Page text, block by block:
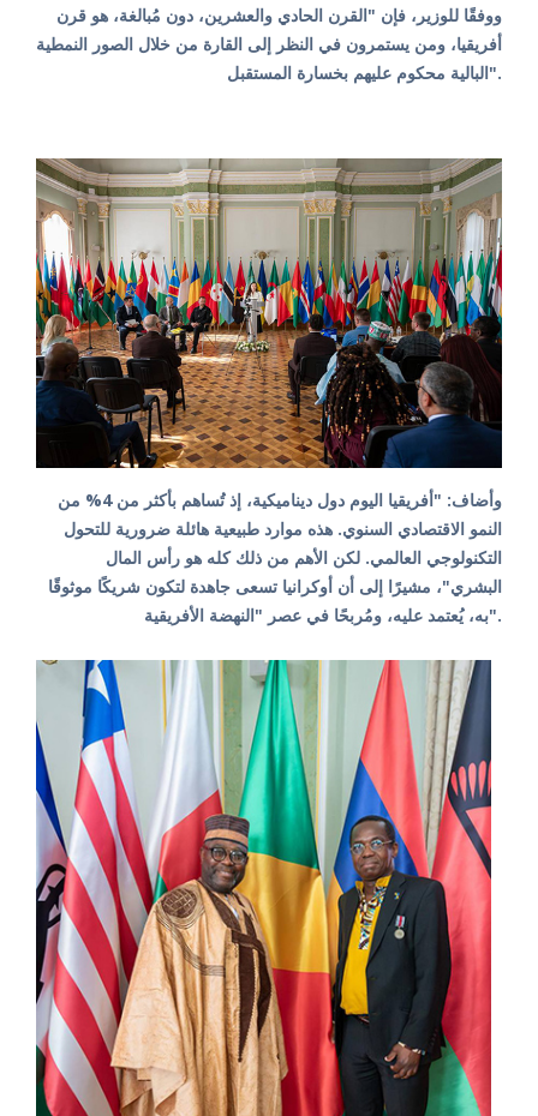
ووفقًا للوزير، فإن "القرن الحادي والعشرين، دون مُبالغة، هو قرن
أفريقيا، ومن يستمرون في النظر إلى القارة من خلال الصور النمطية
البالية محكوم عليهم بخسارة المستقبل".
وأضاف: "أفريقيا اليوم دول ديناميكية، إذ تُساهم بأكثر من 4% من
النمو الاقتصادي السنوي. هذه موارد طبيعية هائلة ضرورية للتحول
التكنولوجي العالمي. لكن الأهم من ذلك كله هو رأس المال
البشري"، مشيرًا إلى أن أوكرانيا تسعى جاهدة لتكون شريكًا موثوقًا
به، يُعتمد عليه، ومُربحًا في عصر "النهضة الأفريقية".